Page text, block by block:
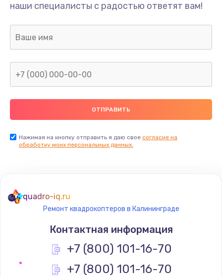
наши специалисты с радостью ответят вам!
Нажимая на кнопку отправить я даю свое согласие на
обработку моих персональных данных.
quadro-iq.ru
Ремонт квадрокоптеров в Калининграде
Контактная информация
+7 (800) 101-16-70
+7 (800) 101-16-70